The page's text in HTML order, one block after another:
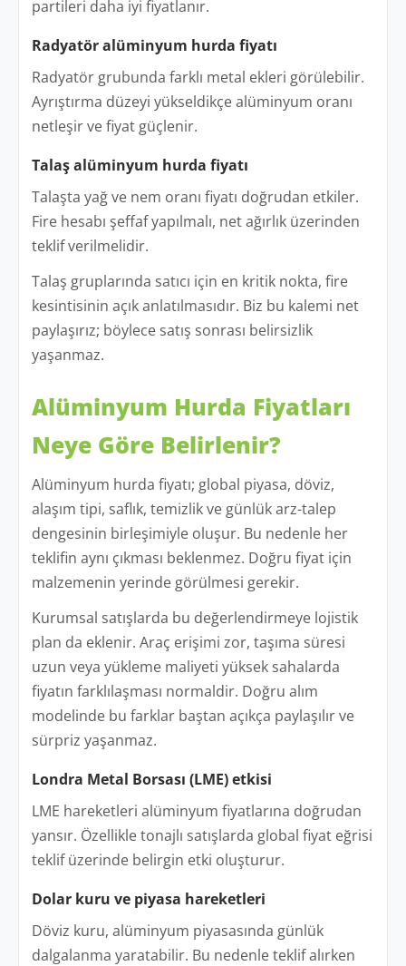
partileri daha iyi fiyatlanır.
Radyatör alüminyum hurda fiyatı
Radyatör grubunda farklı metal ekleri görülebilir.
Ayrıştırma düzeyi yükseldikçe alüminyum oranı
netleşir ve fiyat güçlenir.
Talaş alüminyum hurda fiyatı
Talaşta yağ ve nem oranı fiyatı doğrudan etkiler.
Fire hesabı şeffaf yapılmalı, net ağırlık üzerinden
teklif verilmelidir.
Talaş gruplarında satıcı için en kritik nokta, fire
kesintisinin açık anlatılmasıdır. Biz bu kalemi net
paylaşırız; böylece satış sonrası belirsizlik
yaşanmaz.
Alüminyum Hurda Fiyatları
Neye Göre Belirlenir?
Alüminyum hurda fiyatı; global piyasa, döviz,
alaşım tipi, saflık, temizlik ve günlük arz-talep
dengesinin birleşimiyle oluşur. Bu nedenle her
teklifin aynı çıkması beklenmez. Doğru fiyat için
malzemenin yerinde görülmesi gerekir.
Kurumsal satışlarda bu değerlendirmeye lojistik
plan da eklenir. Araç erişimi zor, taşıma süresi
uzun veya yükleme maliyeti yüksek sahalarda
fiyatın farklılaşması normaldir. Doğru alım
modelinde bu farklar baştan açıkça paylaşılır ve
sürpriz yaşanmaz.
Londra Metal Borsası (LME) etkisi
LME hareketleri alüminyum fiyatlarına doğrudan
yansır. Özellikle tonajlı satışlarda global fiyat eğrisi
teklif üzerinde belirgin etki oluşturur.
Dolar kuru ve piyasa hareketleri
Döviz kuru, alüminyum piyasasında günlük
dalgalanma yaratabilir. Bu nedenle teklif alırken